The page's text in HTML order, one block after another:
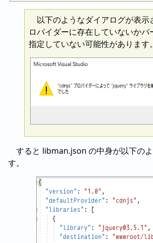
以下のようなダイアログが表示
ロバイダーに存在していないかバ
指定していない可能性があります。
すると libman.json の中身が以下の
す。